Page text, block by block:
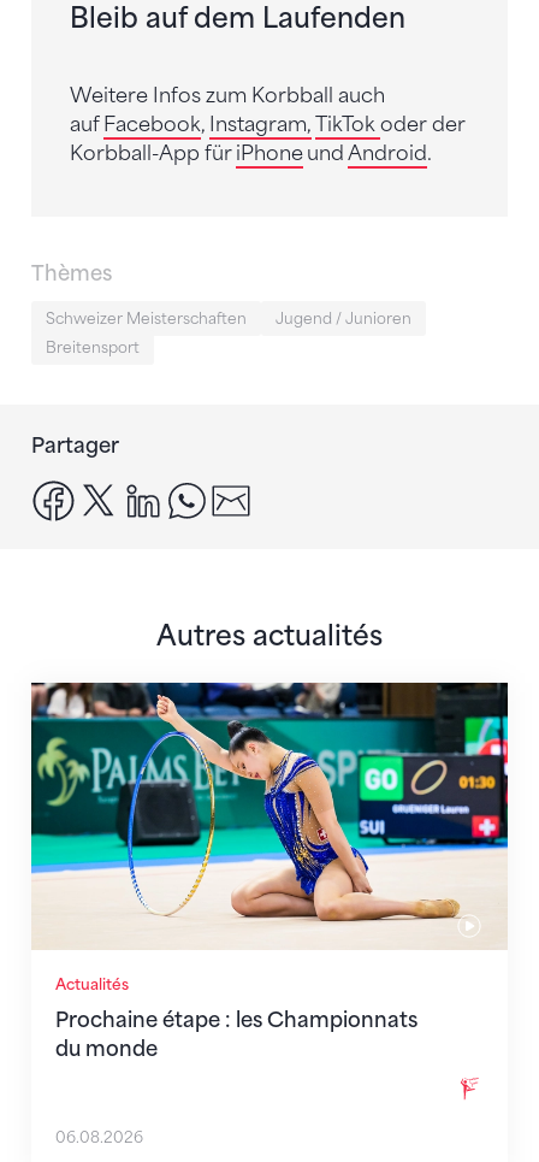
Bleib auf dem Laufenden
Weitere Infos zum Korbball auch
auf Facebook, Instagram, TikTok oder der
Korbball-App für iPhone und Android.
Thèmes
Schweizer Meisterschaften
Jugend / Junioren
Breitensport
Partager
facebook
x linkedinwhatsapp
Autres actualités
Actualités
Prochaine étape : les Championnats
du monde
Prochaine étape : les Championnats du monde
06.08.2026